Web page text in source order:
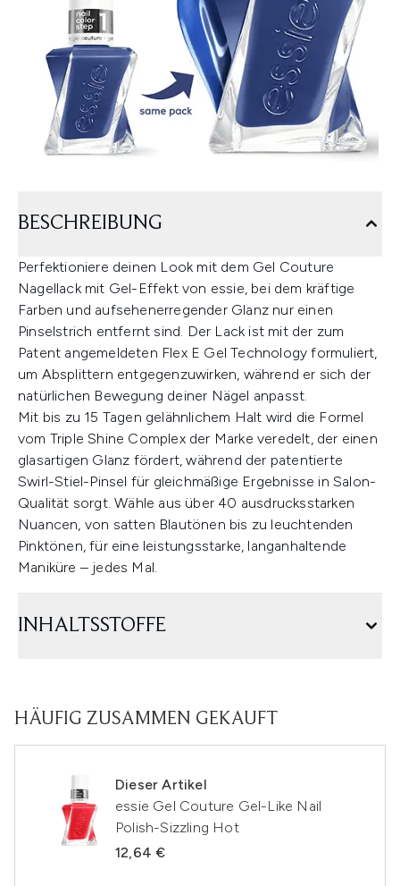
BESCHREIBUNG
Perfektioniere deinen Look mit dem Gel Couture
Nagellack mit Gel-Effekt von essie, bei dem kräftige
Farben und aufsehenerregender Glanz nur einen
Pinselstrich entfernt sind. Der Lack ist mit der zum
Patent angemeldeten Flex E Gel Technology formuliert,
um Absplittern entgegenzuwirken, während er sich der
natürlichen Bewegung deiner Nägel anpasst.
Mit bis zu 15 Tagen gelähnlichem Halt wird die Formel
vom Triple Shine Complex der Marke veredelt, der einen
glasartigen Glanz fördert, während der patentierte
Swirl-Stiel-Pinsel für gleichmäßige Ergebnisse in Salon-
Qualität sorgt. Wähle aus über 40 ausdrucksstarken
Nuancen, von satten Blautönen bis zu leuchtenden
Pinktönen, für eine leistungsstarke, langanhaltende
Maniküre – jedes Mal.
INHALTSSTOFFE
HÄUFIG ZUSAMMEN GEKAUFT
Dieser Artikel
essie Gel Couture Gel-Like Nail
Polish-Sizzling Hot
12,64 €